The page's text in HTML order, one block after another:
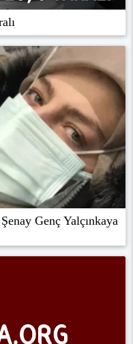
Genç Yalçınkaya